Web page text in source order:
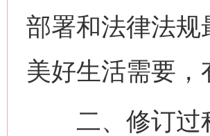
部署和法律法
美好生活需要
二、修订过